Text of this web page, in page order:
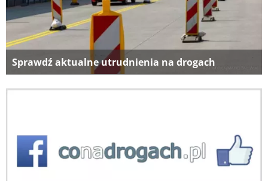
Sprawdź aktualne utrudnienia na drogach